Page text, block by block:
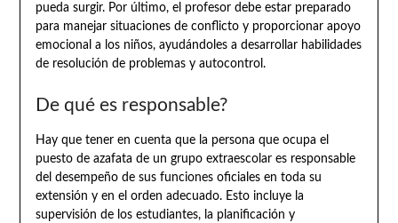
pueda surgir. Por último, el profesor debe estar preparado
para manejar situaciones de conflicto y proporcionar apoyo
emocional a los niños, ayudándoles a desarrollar habilidades
de resolución de problemas y autocontrol.
De qué es responsable?
Hay que tener en cuenta que la persona que ocupa el
puesto de azafata de un grupo extraescolar es responsable
del desempeño de sus funciones oficiales en toda su
extensión y en el orden adecuado. Esto incluye la
supervisión de los estudiantes, la planificación y